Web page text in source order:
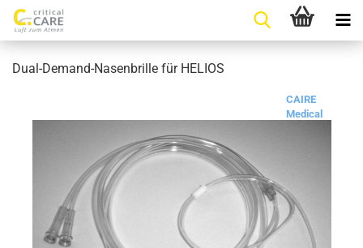
Dual-Demand-Nasenbrille für HELIOS
CAIRE
Medical